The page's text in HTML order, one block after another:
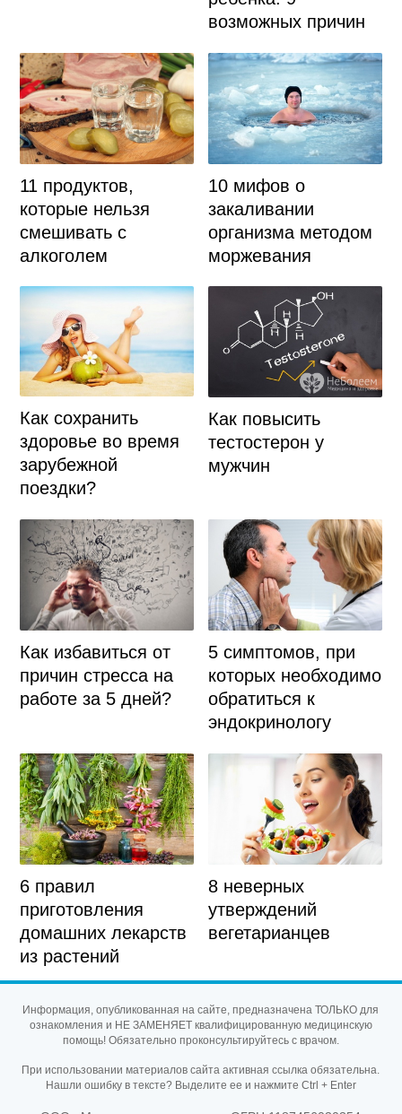
возможных причин
11 продуктов,
которые нельзя
смешивать с
алкоголем
10 мифов о
закаливании
организма методом
моржевания
Как сохранить
здоровье во время
зарубежной
поездки?
Как повысить
тестостерон у
мужчин
Как избавиться от
причин стресса на
работе за 5 дней?
5 симптомов, при
которых необходимо
обратиться к
эндокринологу
6 правил
приготовления
домашних лекарств
из растений
8 неверных
утверждений
вегетарианцев
Информация, опубликованная на сайте, предназначена ТОЛЬКО для
ознакомления и НЕ ЗАМЕНЯЕТ квалифицированную медицинскую
помощь! Обязательно проконсультируйтесь с врачом.
При использовании материалов сайта активная ссылка обязательна.
Нашли ошибку в тексте? Выделите ее и нажмите Ctrl + Enter